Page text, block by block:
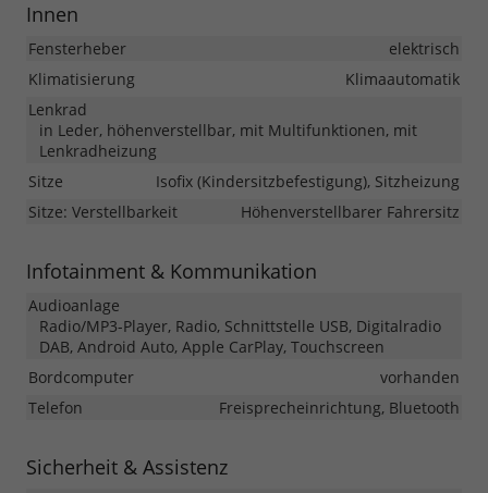
Innen
Fensterheber
elektrisch
Klimatisierung
Klimaautomatik
Lenkrad
in Leder, höhenverstellbar, mit Multifunktionen, mit
Lenkradheizung
Sitze
Isofix (Kindersitzbefestigung), Sitzheizung
Sitze: Verstellbarkeit
Höhenverstellbarer Fahrersitz
Infotainment & Kommunikation
Audioanlage
Radio/MP3-Player, Radio, Schnittstelle USB, Digitalradio
DAB, Android Auto, Apple CarPlay, Touchscreen
Bordcomputer
vorhanden
Telefon
Freisprecheinrichtung, Bluetooth
Sicherheit & Assistenz